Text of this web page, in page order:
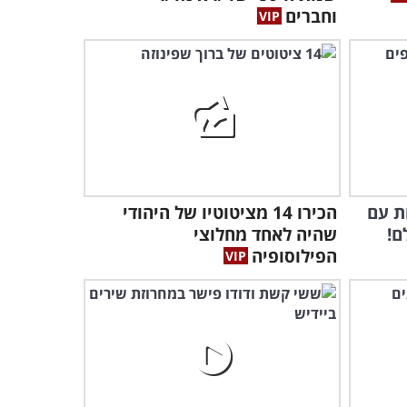
12:28
וססגוני במיוחדוחברים
עם
הכירו 14 מציטוטיו של היהודי
שהיה לאחד מחלוצי
הפילוסופיה